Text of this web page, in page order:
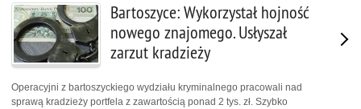
Bartoszyce: Wykorzystał hojność
nowego znajomego. Usłyszał
zarzut kradzieży
Operacyjni z bartoszyckiego wydziału kryminalnego pracowali nad
sprawą kradzieży portfela z zawartością ponad 2 tys. zł. Szybko